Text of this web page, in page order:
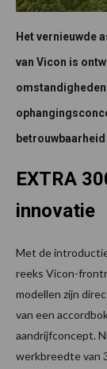
Het vernieuwde
van Vicon is
omstandigheden
EXTRA
innovatie
Met de
reeks Vicon-
modellen zijn
van een
aandrijfconcept.
werkbreedte van